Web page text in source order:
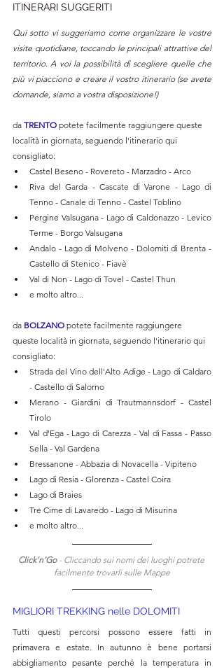
ITINERARI SUGGERITI
Qui sotto vi suggeriamo come organizzare le vostre
visite quotidiane, toccando le principali attrattive del
territorio. A voi la possibilità di scegliere quelle che
più vi piacciono e creare il vostro itinerario (se avete
domande, siamo a vostra disposizione!)
da TRENTO potete facilmente raggiungere queste
località in giornata, seguendo l'itinerario qui
consigliato:
Castel Beseno - Rovereto - Marzadro - Arco
Riva del Garda - Cascate di Varone - Lago di
Tenno - Canale di Tenno - Castel Toblino
Pergine Valsugana - Lago di Caldonazzo - Levico
Terme - Borgo Valsugana
Andalo - Lago di Molveno - Dolomiti di Brenta -
Castello di Stenico - Fiavè
Val di Non - Lago di Tovel - Castel Thun
e molto altro...
da BOLZANO potete facilmente raggiungere
queste località in giornata, seguendo l'itinerario qui
consigliato:
Strada del Vino dell'Alto Adige - Lago di Caldaro
- Castello di Salorno
Merano - Giardini di Trautmannsdorf - Castel
Tirolo
Val d'Ega - Lago di Carezza - Val di Fassa - Passo
Sella - Val Gardena
Bressanone - Abbazia di Novacella - Vipiteno
Lago di Resia - Glorenza - Castel Coira
Lago di Braies
Tre Cime di Lavaredo - Lago di Misurina
e molto altro...
Click'n'Go - Cliccando sui nomi dei luoghi potrete
facilmente trovarli sulle Mappe
MIGLIORI TREKKING nelle DOLOMITI
Tutti questi percorsi possono essere fatti in
primavera e estate. In autunno è bene portarsi
abbigliamento pesante perché la temperatura in